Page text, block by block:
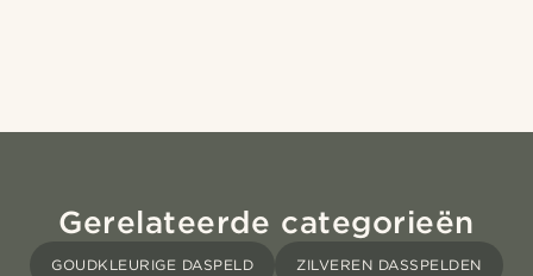
Gerelateerde categorieën
GOUDKLEURIGE DASPELD ZILVEREN DASSPELDEN